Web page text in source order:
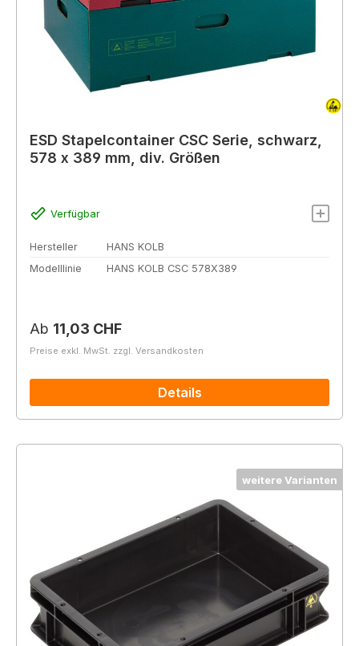
ESD Stapelcontainer CSC Serie, schwarz,
578 x 389 mm, div. Größen
Verfügbar
Hersteller
HANS KOLB
Modelllinie
HANS KOLB CSC 578X389
Regulärer Preis:
Ab 11,03 CHF
Preise exkl. MwSt. zzgl. Versandkosten
Details
weitere Varianten